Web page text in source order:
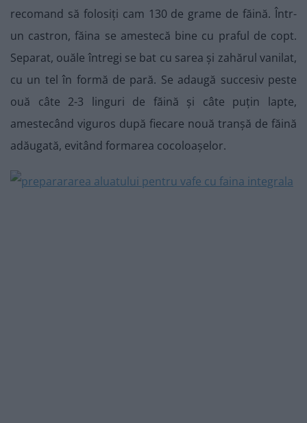
recomand să folosiți cam 130 de grame de făină. Într-
un castron, făina se amestecă bine cu praful de copt.
Separat, ouăle întregi se bat cu sarea și zahărul vanilat,
cu un tel în formă de pară. Se adaugă succesiv peste
ouă câte 2-3 linguri de făină și câte puțin lapte,
amestecând viguros după fiecare nouă tranșă de făină
adăugată, evitând formarea cocoloașelor.